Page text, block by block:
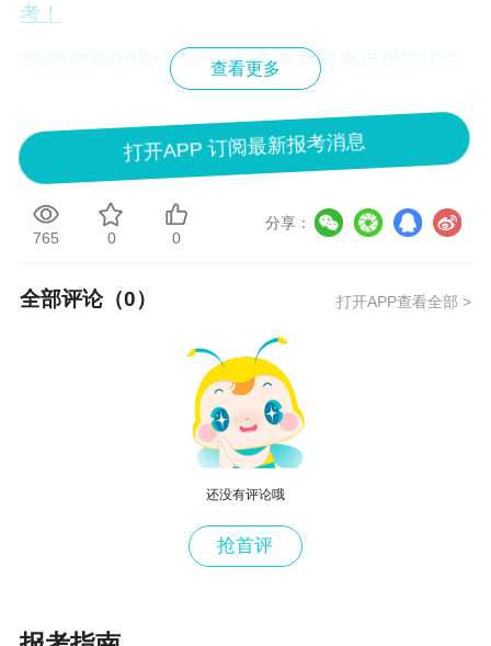
考！
2023年初中级经济师各科备考重要考点精选汇总
查看更多
打开APP 订阅最新报考消息
765 0 0
分享：
全部评论（0） 打开APP查看全部 >
还没有评论哦
抢首评